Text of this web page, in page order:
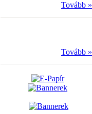
Tovább »
Tovább »